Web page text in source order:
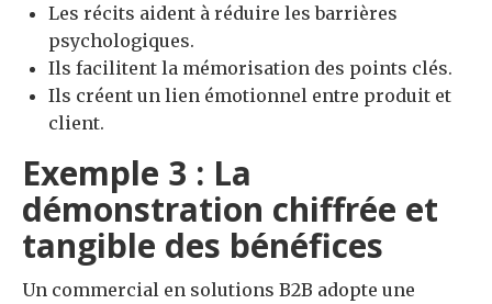
Les récits aident à réduire les barrières
psychologiques.
Ils facilitent la mémorisation des points clés.
Ils créent un lien émotionnel entre produit et
client.
Exemple 3 : La
démonstration chiffrée et
tangible des bénéfices
Un commercial en solutions B2B adopte une